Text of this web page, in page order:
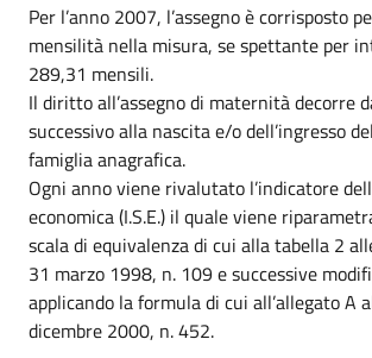
Per l’anno 2007, l’assegno è corrisposto
mensilità nella misura, se spettante per
289,31 mensili.
Il diritto all’assegno di maternità decorre
successivo alla nascita e/o dell’ingresso
famiglia anagrafica.
Ogni anno viene rivalutato l’indicatore
economica (I.S.E.) il quale viene
scala di equivalenza di cui alla tabella 2
31 marzo 1998, n. 109 e successive
applicando la formula di cui all’allegato A
dicembre 2000, n. 452.